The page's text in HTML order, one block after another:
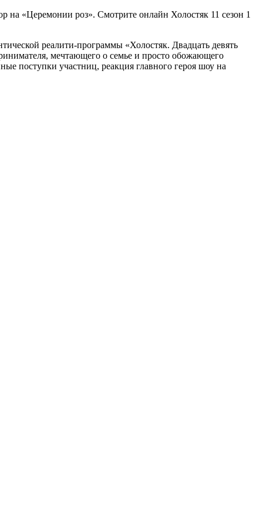
на «Церемонии роз». Смотрите онлайн Холостяк 11 сезон 1
реалити-программы «Холостяк. Двадцать девять
мечтающего о семье и просто обожающего
поступки участниц, реакция главного героя шоу на